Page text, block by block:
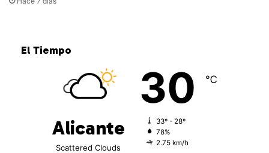
El Tiempo
Alicante
Scattered Clouds
30 ℃
33º - 28º
78%
2.75 km/h